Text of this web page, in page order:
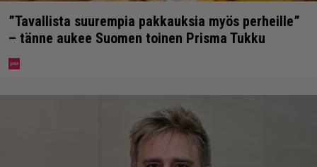
”Tavallista suurempia pakkauksia myös perheille”
– tänne aukee Suomen toinen Prisma Tukku